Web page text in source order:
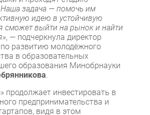
задача — помочь им
идею в устойчивую
сможет выйти на рынок и найти
, — подчеркнула директор
развитию молодёжного
в образовательных
образования Минобрнауки
продолжает инвестировать в
предпринимательства и
видя в этом